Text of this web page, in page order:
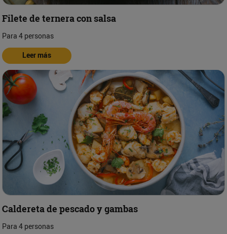
Filete de ternera con salsa
Para 4 personas
Leer más
Caldereta de pescado y gambas
Para 4 personas